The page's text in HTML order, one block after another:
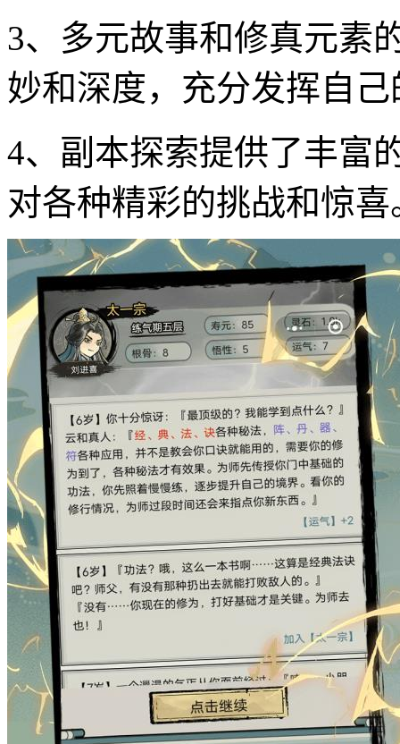
3、多元故事和修真元素
妙和深度，充分发挥自
4、副本探索提供了丰富
对各种精彩的挑战和惊喜